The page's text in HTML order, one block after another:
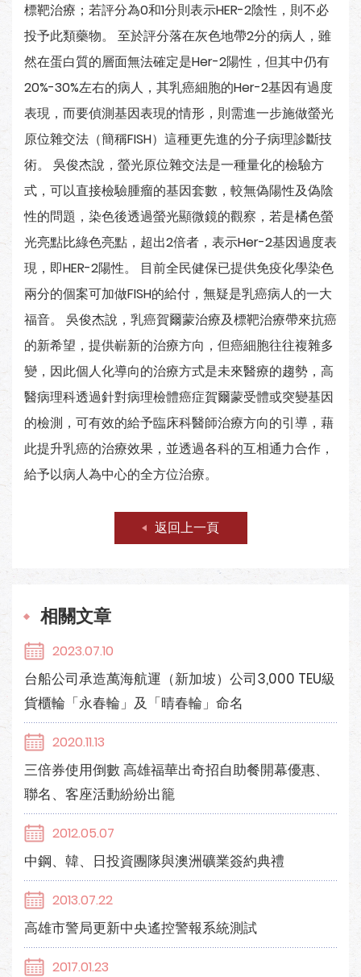
標靶治療；若評分為0和1分則表示HER-2陰性，則不必
投予此類藥物。 至於評分落在灰色地帶2分的病人，雖
然在蛋白質的層面無法確定是Her-2陽性，但其中仍有
20%-30%左右的病人，其乳癌細胞的Her-2基因有過度
表現，而要偵測基因表現的情形，則需進一步施做螢光
原位雜交法（簡稱FISH）這種更先進的分子病理診斷技
術。 吳俊杰說，螢光原位雜交法是一種量化的檢驗方
式，可以直接檢驗腫瘤的基因套數，較無偽陽性及偽陰
性的問題，染色後透過螢光顯微鏡的觀察，若是橘色螢
光亮點比綠色亮點，超出2倍者，表示Her-2基因過度表
現，即HER-2陽性。 目前全民健保已提供免疫化學染色
兩分的個案可加做FISH的給付，無疑是乳癌病人的一大
福音。 吳俊杰說，乳癌賀爾蒙治療及標靶治療帶來抗癌
的新希望，提供嶄新的治療方向，但癌細胞往往複雜多
變，因此個人化導向的治療方式是未來醫療的趨勢，高
醫病理科透過針對病理檢體癌症賀爾蒙受體或突變基因
的檢測，可有效的給予臨床科醫師治療方向的引導，藉
此提升乳癌的治療效果，並透過各科的互相通力合作，
給予以病人為中心的全方位治療。
返回上一頁
相關文章
2023.07.10
台船公司承造萬海航運（新加坡）公司3,000 TEU級
貨櫃輪「永春輪」及「晴春輪」命名
2020.11.13
三倍券使用倒數 高雄福華出奇招自助餐開幕優惠、
聯名、客座活動紛紛出籠
2012.05.07
中鋼、韓、日投資團隊與澳洲礦業簽約典禮
2013.07.22
高雄市警局更新中央遙控警報系統測試
2017.01.23